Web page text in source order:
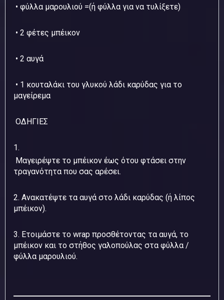
• φύλλα μαρουλιού =(ή φύλλα για να τυλίξετε)
• 2 φέτες μπέικον
• 2 αυγά
• 1 κουταλάκι του γλυκού λάδι καρύδας για το
μαγείρεμα
ΟΔΗΓΙΕΣ
1.
Μαγειρέψτε το μπέικον έως ότου φτάσει στην
τραγανότητα που σας αρέσει.
2. Ανακατέψτε τα αυγά στο λάδι καρύδας (ή λίπος
μπέικον).
3. Ετοιμάστε το wrap προσθέτοντας τα αυγά, το
μπέικον και το στήθος γαλοπούλας στα φύλλα /
φύλλα μαρουλιού.